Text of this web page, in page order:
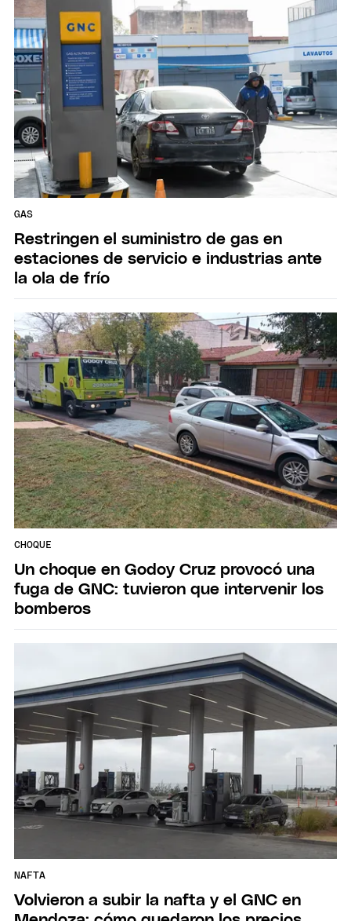
GAS
Restringen el suministro de gas en
estaciones de servicio e industrias ante
la ola de frío
CHOQUE
Un choque en Godoy Cruz provocó una
fuga de GNC: tuvieron que intervenir los
bomberos
NAFTA
Volvieron a subir la nafta y el GNC en